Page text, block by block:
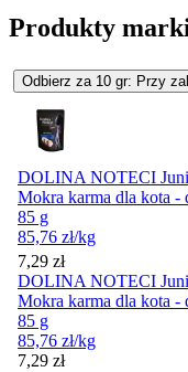
Produkty
Odbierz za 10 gr: Przy
DOLINA NOTECI
Mokra karma dla kota -
85 g
85,76 zł/kg
Cena
7,29 zł
DOLINA NOTECI
Mokra karma dla kota -
85 g
85,76 zł/kg
Cena
7,29 zł